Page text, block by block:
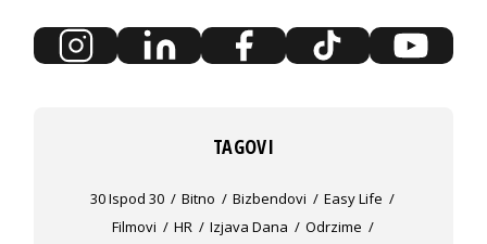
TAGOVI
30 Ispod 30 Bitno Bizbendovi
Easy Life
Filmovi
HR Izjava Dana
Odrzime